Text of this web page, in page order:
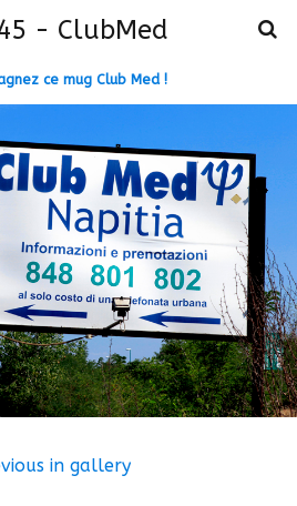
- ClubMed
ce mug Club Med !
in gallery